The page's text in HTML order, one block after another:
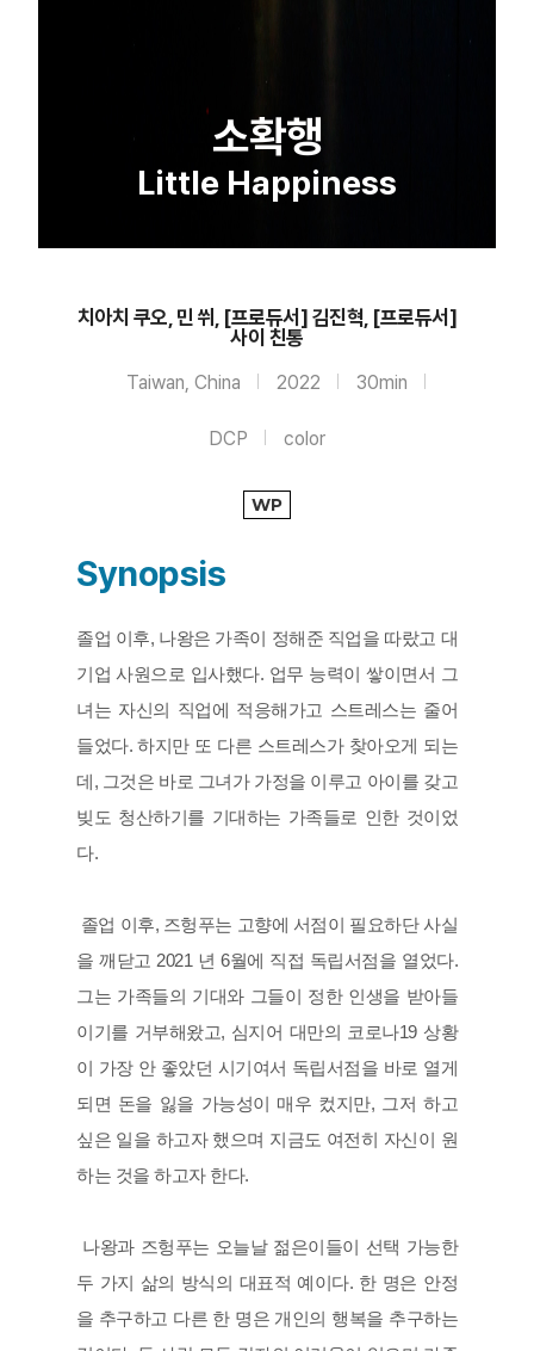
소확행
Little Happiness
치아치 쿠오, 민 쒸, [프로듀서] 김진혁, [프로듀서]
사이 친통
Taiwan, China 2022 30min
DCP color
WP
Synopsis
졸업 이후, 나왕은 가족이 정해준 직업을 따랐고 대
기업 사원으로 입사했다. 업무 능력이 쌓이면서 그
녀는 자신의 직업에 적응해가고 스트레스는 줄어
들었다. 하지만 또 다른 스트레스가 찾아오게 되는
데, 그것은 바로 그녀가 가정을 이루고 아이를 갖고
빚도 청산하기를 기대하는 가족들로 인한 것이었
다.
졸업 이후, 즈헝푸는 고향에 서점이 필요하단 사실
을 깨닫고 2021 년 6월에 직접 독립서점을 열었다.
그는 가족들의 기대와 그들이 정한 인생을 받아들
이기를 거부해왔고, 심지어 대만의 코로나19 상황
이 가장 안 좋았던 시기여서 독립서점을 바로 열게
되면 돈을 잃을 가능성이 매우 컸지만, 그저 하고
싶은 일을 하고자 했으며 지금도 여전히 자신이 원
하는 것을 하고자 한다.
나왕과 즈헝푸는 오늘날 젊은이들이 선택 가능한
두 가지 삶의 방식의 대표적 예이다. 한 명은 안정
을 추구하고 다른 한 명은 개인의 행복을 추구하는